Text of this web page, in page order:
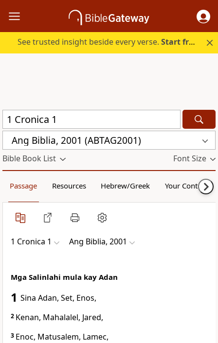
See trusted insight beside every verse.Start free.
Ang Biblia, 2001 (ABTAG2001)
Bible Book List Font Size
Passage Resources Hebrew/Greek Your Content
1 Cronica 1 Ang Biblia, 2001
Mga Salinlahi mula kay Adan
1 Sina Adan, Set, Enos,
2 Kenan, Mahalalel, Jared,
3 Enoc, Matusalem, Lamec,